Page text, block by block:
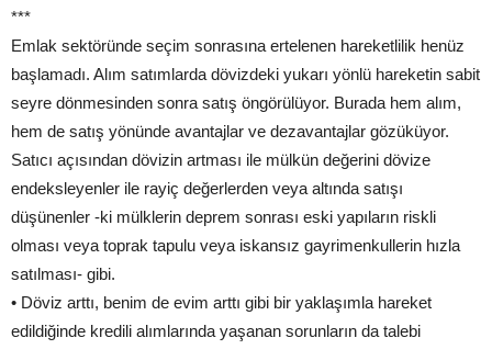
***
Emlak sektöründe seçim sonrasına ertelenen hareketlilik henüz
başlamadı. Alım satımlarda dövizdeki yukarı yönlü hareketin sabit
seyre dönmesinden sonra satış öngörülüyor. Burada hem alım,
hem de satış yönünde avantajlar ve dezavantajlar gözüküyor.
Satıcı açısından dövizin artması ile mülkün değerini dövize
endeksleyenler ile rayiç değerlerden veya altında satışı
düşünenler -ki mülklerin deprem sonrası eski yapıların riskli
olması veya toprak tapulu veya iskansız gayrimenkullerin hızla
satılması- gibi.
• Döviz arttı, benim de evim arttı gibi bir yaklaşımla hareket
edildiğinde kredili alımlarında yaşanan sorunların da talebi